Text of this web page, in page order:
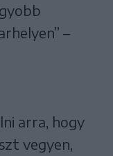
–
arra, hogy
vegyen,